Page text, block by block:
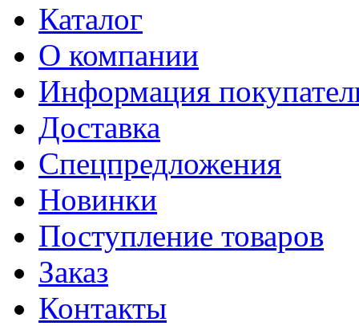
Каталог
О компании
Информация
Доставка
Спецпредложения
Новинки
Поступление товаров
Заказ
Контакты